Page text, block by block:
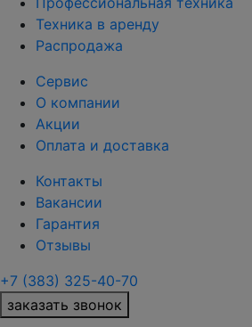
Техника в аренду
Распродажа
Сервис
О компании
Акции
Оплата и доставка
Контакты
Вакансии
Гарантия
Отзывы
+7 (383) 325-40-70
заказать звонок